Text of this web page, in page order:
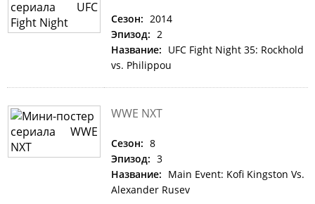
Сезон: 2014
Эпизод: 2
Название: UFC Fight Night 35: Rockhold
vs. Philippou
WWE NXT
Сезон: 8
Эпизод: 3
Название: Main Event: Kofi Kingston Vs.
Alexander Rusev